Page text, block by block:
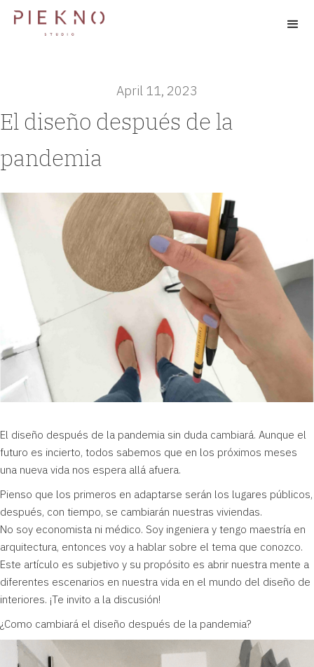
April 11, 2023
El diseño después de la
pandemia
El diseño después de la pandemia sin duda cambiará. Aunque el
futuro es incierto, todos sabemos que en los próximos meses
una nueva vida nos espera allá afuera.
Pienso que los primeros en adaptarse serán los lugares públicos,
después, con tiempo, se cambiarán nuestras viviendas.
No soy economista ni médico. Soy ingeniera y tengo maestría en
arquitectura, entonces voy a hablar sobre el tema que conozco.
Este artículo es subjetivo y su propósito es abrir nuestra mente a
diferentes escenarios en nuestra vida en el mundo del diseño de
interiores. ¡Te invito a la discusión!
¿Como cambiará el diseño después de la pandemia?